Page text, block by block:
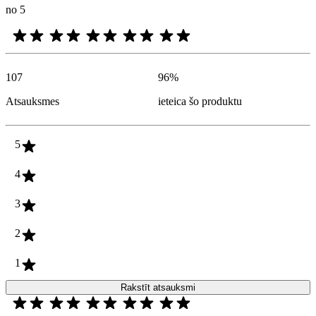
no 5
107
Atsauksmes
96%
ieteica šo produktu
5
4
3
2
1
Rakstīt atsauksmi